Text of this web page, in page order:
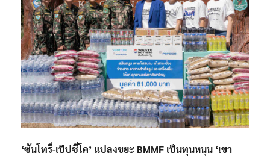
‘ซันโทรี่-เป๊ปซี่โค’ แปลงขยะ BMMF เป็นทุนหนุน ‘เขา